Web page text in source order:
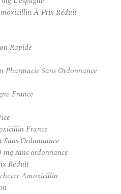
À Prix Réduit
Rapide
Sans Ordonnance
France
France
Ordonnance
sans ordonnance
Réduit
Amoxicillin